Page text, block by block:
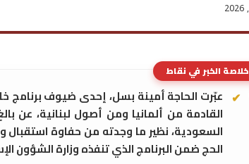
خلاصة الخبر في نقاط
عبّرت الحاجة أمينة بسل، إحدى ضيوف برنامج
القادمة من ألمانيا ومن أصول لبنانية، عن
السعودية، نظير ما وجدته من حفاوة استقبال
الحج ضمن البرنامج الذي تنفذه وزارة الشؤون